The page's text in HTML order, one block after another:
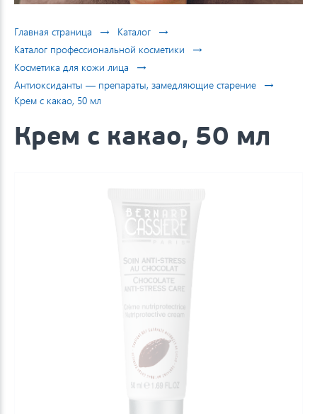
Главная страница → Каталог →
Каталог профессиональной косметики →
Косметика для кожи лица →
Антиоксиданты — препараты, замедляющие старение →
Крем с какао, 50 мл
Крем с какао, 50 мл